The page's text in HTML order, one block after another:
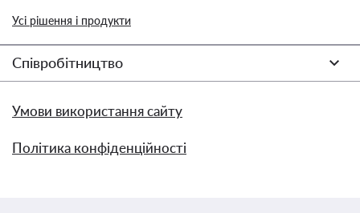
Усі рішення і продукти
Співробітництво
Умови використання сайту
Політика конфіденційності